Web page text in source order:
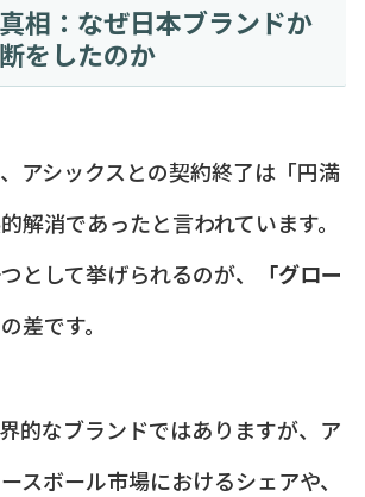
相：なぜ日本ブランドか
をしたのか
アシックスとの契約終了は「円満
解消であったと言われています。
として挙げられるのが、
「グロー
の差です。
的なブランドではありますが、ア
スボール市場におけるシェアや、